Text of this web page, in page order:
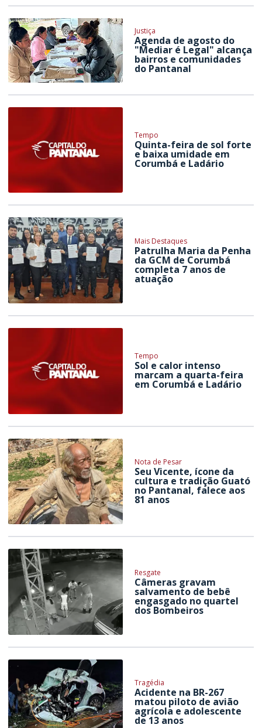
Justiça
Agenda de agosto do
"Mediar é Legal" alcança
bairros e comunidades
do Pantanal
Tempo
Quinta-feira de sol forte
e baixa umidade em
Corumbá e Ladário
Mais Destaques
Patrulha Maria da Penha
da GCM de Corumbá
completa 7 anos de
atuação
Tempo
Sol e calor intenso
marcam a quarta-feira
em Corumbá e Ladário
Nota de Pesar
Seu Vicente, ícone da
cultura e tradição Guató
no Pantanal, falece aos
81 anos
Resgate
Câmeras gravam
salvamento de bebê
engasgado no quartel
dos Bombeiros
Tragédia
Acidente na BR-267
matou piloto de avião
agrícola e adolescente
de 13 anos